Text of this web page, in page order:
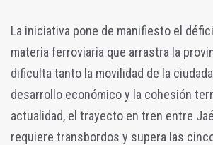
La iniciativa pone de manifiesto el
materia ferroviaria que arrastra la
dificulta tanto la movilidad de la
desarrollo económico y la cohesión
actualidad, el trayecto en tren entre
requiere transbordos y supera las